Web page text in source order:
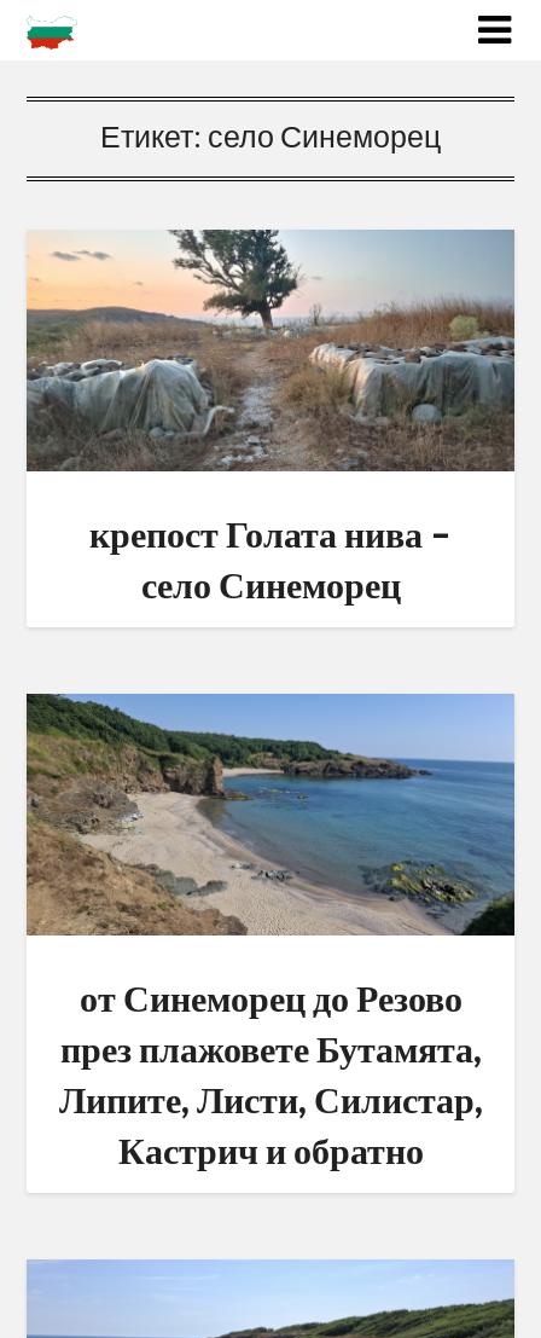
Етикет: село Синеморец
крепост Голата нива –
село Синеморец
от Синеморец до Резово
през плажовете Бутамята,
Липите, Листи, Силистар,
Кастрич и обратно